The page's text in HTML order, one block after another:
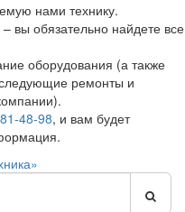
нами технику.
вы обязательно найдете все
оборудования (а также
ремонты и
48-98, и вам будет